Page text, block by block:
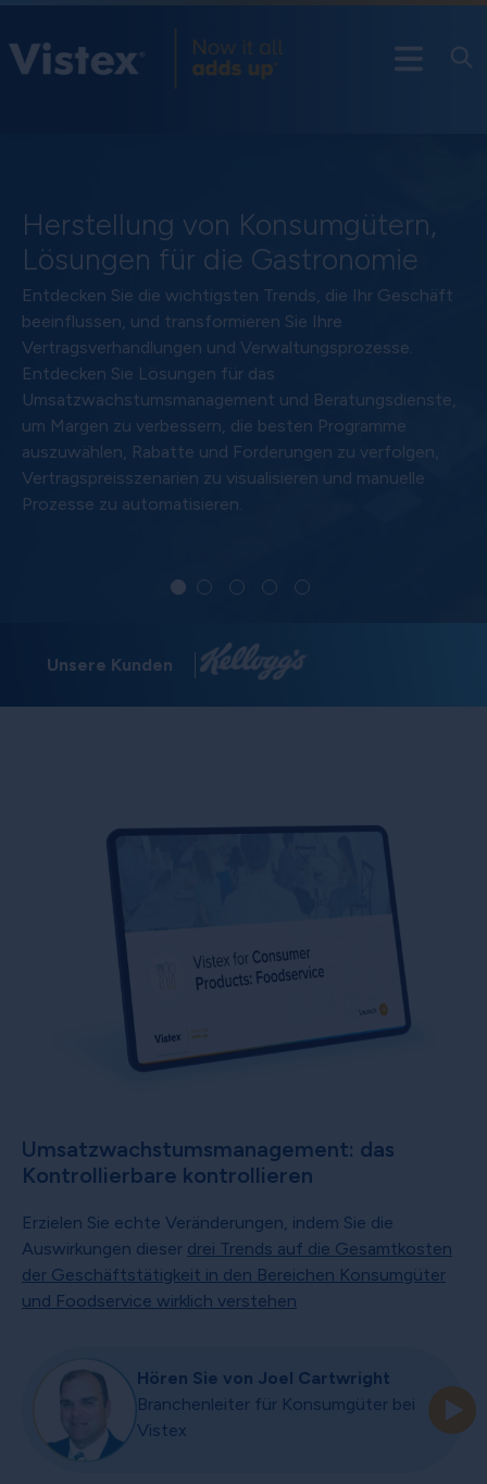
Herstellung von Konsumgütern,
Lösungen für die Gastronomie
Entdecken Sie die wichtigsten Trends, die Ihr Geschäft
beeinflussen, und transformieren Sie Ihre
Vertragsverhandlungen und Verwaltungsprozesse.
Entdecken Sie Lösungen für das
Umsatzwachstumsmanagement und Beratungsdienste,
um Margen zu verbessern, die besten Programme
auszuwählen, Rabatte und Forderungen zu verfolgen,
Vertragspreisszenarien zu visualisieren und manuelle
Prozesse zu automatisieren.
Unsere Kunden
Umsatzwachstumsmanagement: das
Kontrollierbare kontrollieren
Erzielen Sie echte Veränderungen, indem Sie die
Auswirkungen dieser drei Trends auf die Gesamtkosten
der Geschäftstätigkeit in den Bereichen Konsumgüter
und Foodservice wirklich verstehen
Hören Sie von Joel Cartwright
Branchenleiter für Konsumgüter bei
Vistex